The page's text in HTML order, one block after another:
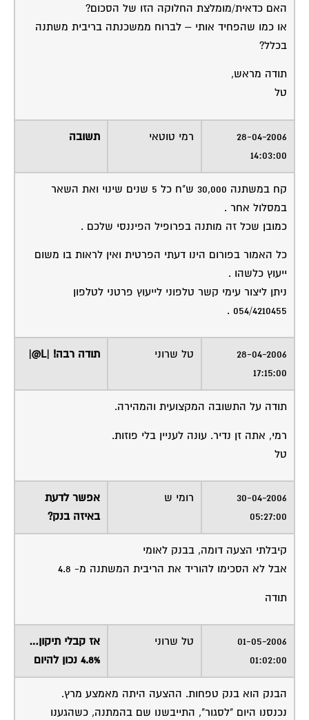
האם כדאית/מומלצת החלוקה הזו של הסכום?
או כמו שהפחיד אותי – לברוח ממשכנתה בריבית משתנה
בכלל?
תודה מראש,
טל
28-04-2006
14:03:00
רמי טוטאי תשובה
קח במשתנה 30,000 ש"ח כל 5 שנים שינוי ואת השאר
במסלול אחר .
כמובן שכל זה מותנה בפרופיל הפיננסי שלכם .
כל האמור בפורום הינו דעתי הפרטית ואין לראות בו משום
ייעוץ כלשהו .
ניתן ליצור עימי קשר טלפוני לייעוץ פרטני לטלפון
054/4210455 .
28-04-2006
17:15:00
טל שרוני תודה רבה! |L@|
תודה על התשובה המקצועית והמהירה.
רמי, אתה זן נדיר. עונה לעניין בלי פוזות.
טל
30-04-2006
05:27:00
רומי ש
אפשר לדעת
באיזה בנק?
קיבלתי הצעה דומה, בבנק לאומי
אבל לא הסכימו להוריד את הריבית המשתנה מ- 4.8
תודה
01-05-2006
01:02:00
טל שרוני
אז קבלי תיקון…
4.8% נכון להיום
הבנק הוא בנק טפחות. ההצעה היתה מאמצע מרץ.
נכנסנו היום "לסגור", התייבשנו שם בהמתנה, כשהגענו